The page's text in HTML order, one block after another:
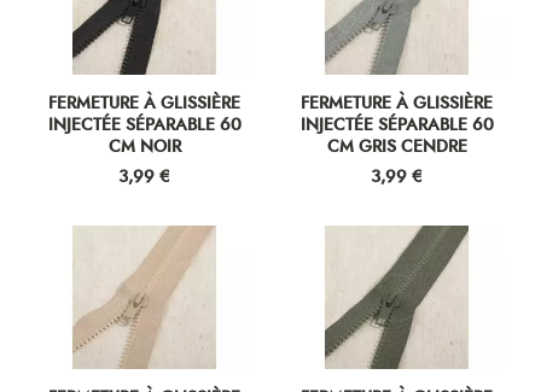
FERMETURE À GLISSIÈRE
INJECTÉE SÉPARABLE 60
CM NOIR
Prix
3,99 €
FERMETURE À GLISSIÈRE
INJECTÉE SÉPARABLE 60
CM GRIS CENDRE
Prix
3,99 €